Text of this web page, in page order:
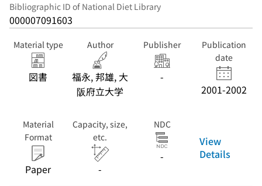
Bibliographic ID of National Diet Library
000007091603
Material type
図書
Author
福永, 邦雄, 大
阪府立大学
Publisher
-
Publication
date
2001-2002
Material
Format
Paper
Capacity, size,
etc.
-
NDC
-
View
Details